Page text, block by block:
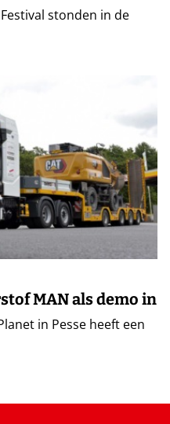
stonden in de
MAN als demo in
in Pesse heeft een